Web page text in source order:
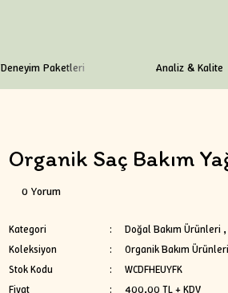
Deneyim Paketleri Analiz & Kalite
Organik Saç Bakım
0 Yorum
Kategori Doğal Bakım Ürünleri ,
Koleksiyon
Organik Bakım Ürünleri
Stok Kodu
WCDFHEUYFK
Fiyat
400,00 TL + KDV